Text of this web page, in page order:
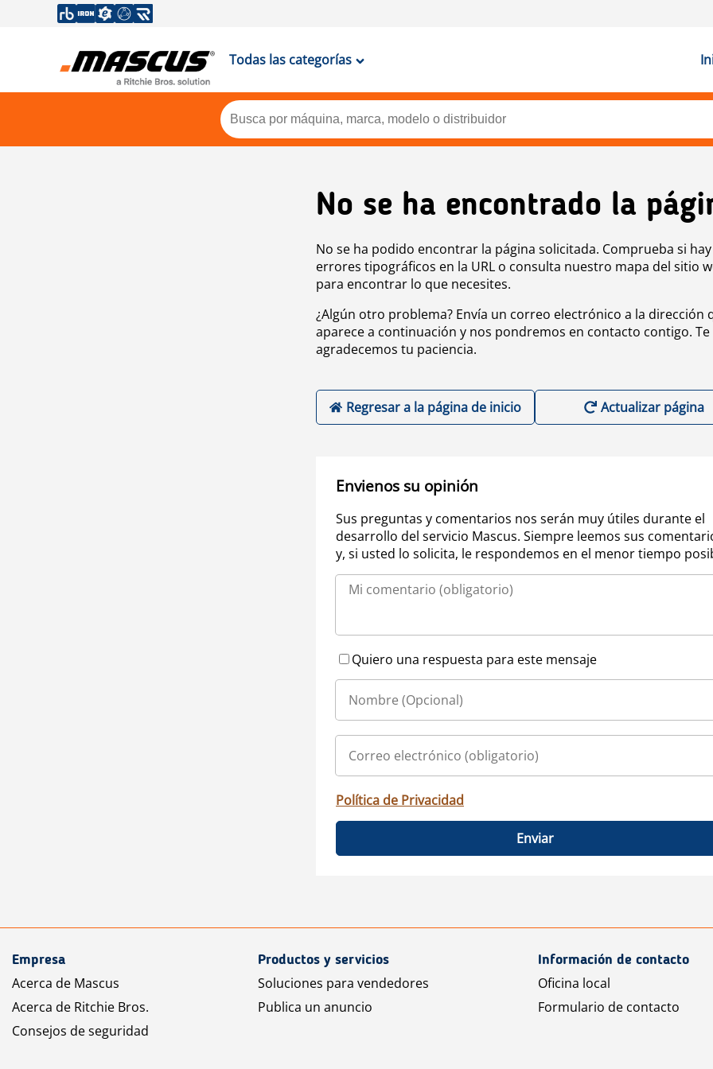
Todas las categorías
No se ha encontrado la
No se ha podido encontrar la página solicitada. Comprueba si hay
errores tipográficos en la URL o consulta nuestro mapa del sitio
para encontrar lo que necesites.
¿Algún otro problema? Envía un correo electrónico a la dirección
aparece a continuación y nos pondremos en contacto contigo. Te
agradecemos tu paciencia.
Regresar a la página de inicio Actualizar página
Envienos su opinión
Sus preguntas y comentarios nos serán muy útiles durante el
desarrollo del servicio Mascus. Siempre leemos sus
y, si usted lo solicita, le respondemos en el menor tiempo
Quiero una respuesta para este mensaje
Política de Privacidad
Enviar
Empresa
Acerca de Mascus
Acerca de Ritchie Bros.
Consejos de seguridad
Productos y servicios
Soluciones para vendedores
Publica un anuncio
Información de contacto
Oficina local
Formulario de contacto